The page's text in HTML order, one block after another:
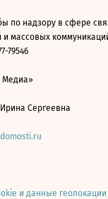
по надзору в сфере
массовых
79546
Медиа»
Сергеевна
и данные геолокации